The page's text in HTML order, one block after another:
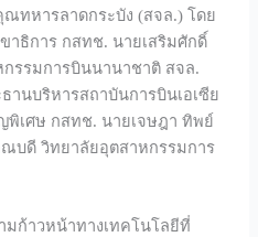
ณทหารลาดกระบัง (สจล.) โดย
าธิการ กสทช. นายเสริมศักดิ์
รรมการบินนานาชาติ สจล.
นบริหารสถาบันการบินเอเซีย
พิเศษ กสทช. นายเจษฎา ทิพย์
บดี วิทยาลัยอุตสาหกรรมการ
มก้าวหน้าทางเทคโนโลยีที่